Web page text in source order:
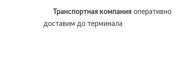
Транспортная компания оперативно
доставим до терминала